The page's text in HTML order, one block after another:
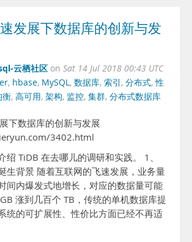
发展下数据库的创新与发
云栖社区 on Sat 14 Jul 2018 00:43 UTC
, hbase, MySQL, 数据库, 索引 , 分布式,性
衡, 高可用, 架构, 监控, 集群, 分布式数据库
下数据库的创新与发展
3402.html
绍 TiDB 在去哪儿的调研和实践。 1、
生背景 随着互联网的飞速发展，业务量
间内爆发式地增长，对应的数据量可能
涨到几百个 TB，传统的单机数据库提
统的可扩展性、性价比方面已经不再适